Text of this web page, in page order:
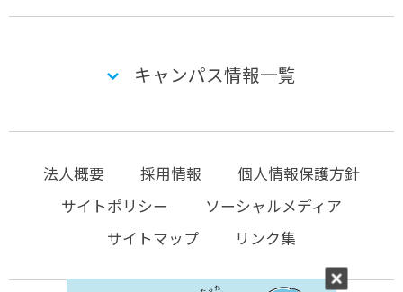
キャンパス情報一覧
法人概要 採用情報
個人情報保護方針
サイトポリシー
ソーシャルメディア
サイトマップ
リンク集